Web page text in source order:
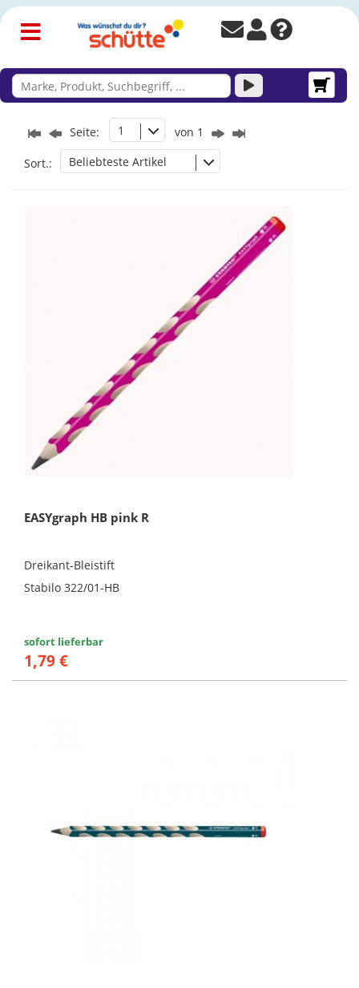
Seite: 1 von 1
Sort.: Beliebteste Artikel
EASYgraph HB pink R
Dreikant-Bleistift
Stabilo 322/01-HB
sofort lieferbar
1,79 €